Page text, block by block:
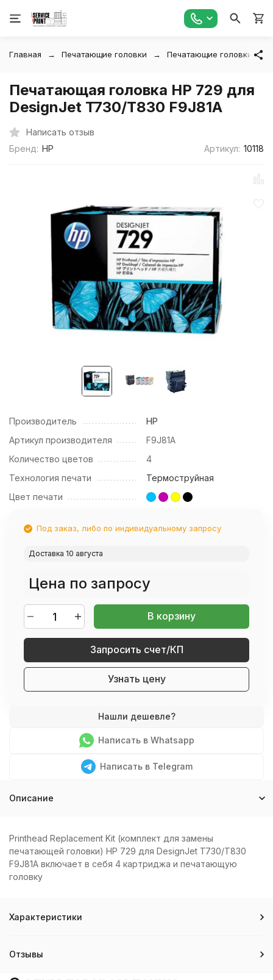
Главная Печатающие головки Печатающие головки HP
Печатающая головка HP 729 для
DesignJet T730/T830 F9J81A
Написать отзыв
Бренд: HP Артикул: 10118
Производитель
HP
Артикул производителя
F9J81A
Количество цветов
4
Технология печати
Термоструйная
Цвет печати
Под заказ, либо по индивидуальному запросу
Доставка 10 августа
Цена по запросу
В корзину
Запросить счет/КП
Узнать цену
Написать в Whatsapp
Написать в Telegram
Описание
Printhead Replacement Kit (комплект для замены
печатающей головки) HP 729 для DesignJet T730/T830
F9J81A включает в себя 4 картриджа и печатающую
головку
Характеристики
Отзывы